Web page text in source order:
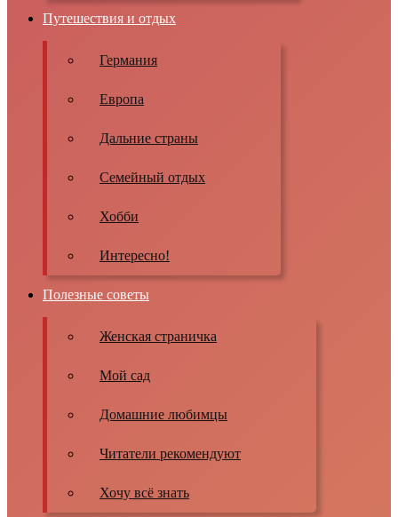
Путешествия и отдых
Германия
Европа
Дальние страны
Семейный отдых
Хобби
Интересно!
Полезные советы
Женская страничка
Мой сад
Домашние любимцы
Читатели рекомендуют
Хочу всё знать